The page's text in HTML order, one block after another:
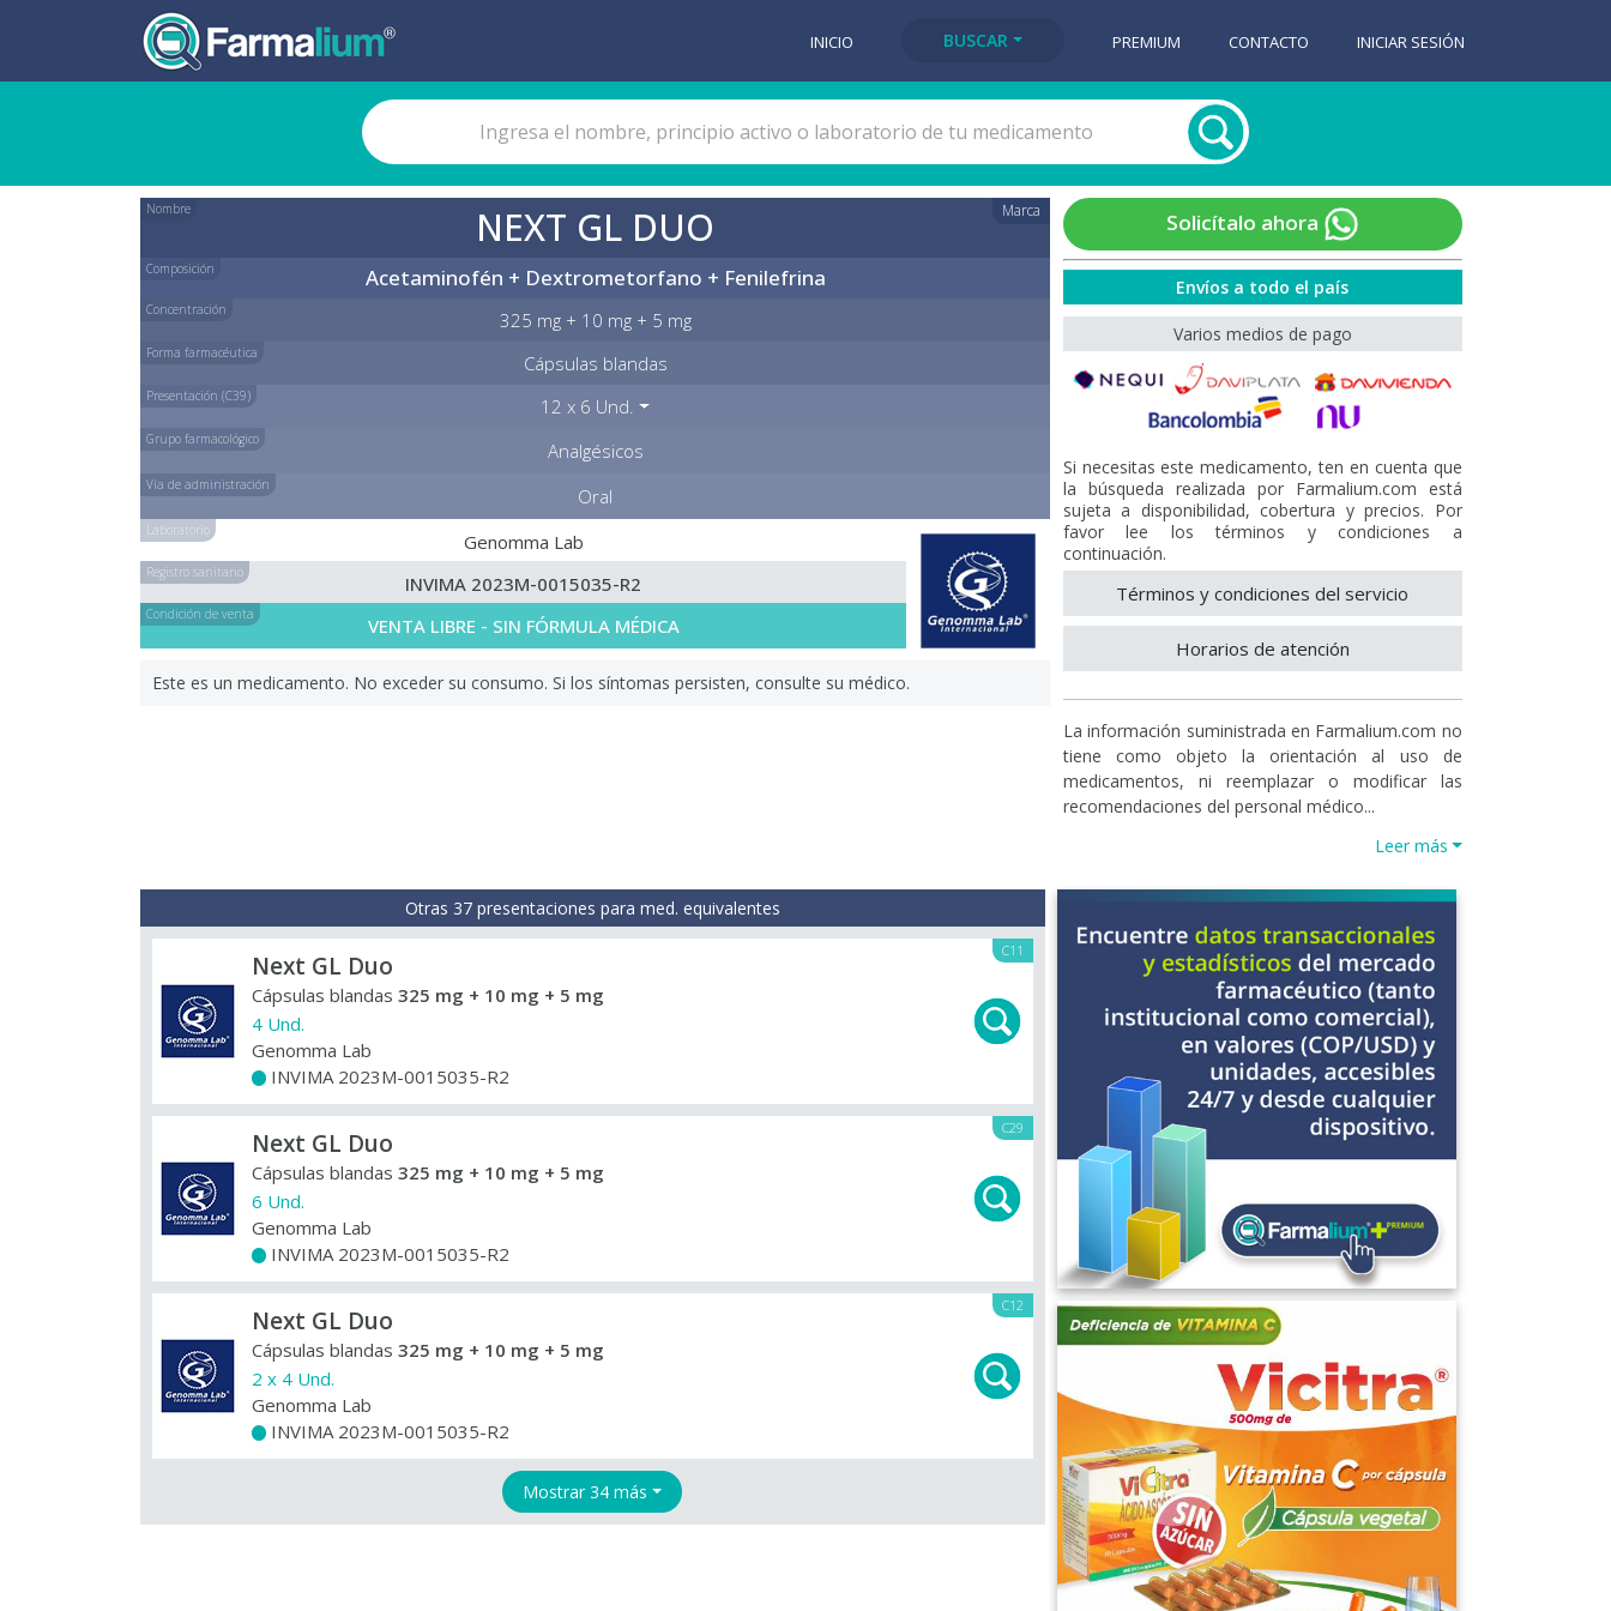
INICIO BUSCAR PREMIUM CONTACTO INICIAR SESIÓN
Nombre Marca
NEXT GL DUO
Composición Acetaminofén + Dextrometorfano + Fenilefrina
Concentración 325 mg + 10 mg + 5 mg
Forma farmacéutica Cápsulas blandas
Presentación (C39) 12 x 6 Und.
Grupo farmacológico Analgésicos
Vía de administración Oral
Laboratorio Genomma Lab
Registro sanitario INVIMA 2023M-0015035-R2
Condición de venta VENTA LIBRE - SIN FÓRMULA MÉDICA
Este es un medicamento. No exceder su consumo. Si los síntomas persisten, consulte su médico.
Solicítalo ahora
Envíos a todo el país
Varios medios de pago
Si necesitas este medicamento, ten en cuenta que
la búsqueda realizada por Farmalium.com está
sujeta a disponibilidad, cobertura y precios. Por
favor lee los términos y condiciones a
continuación.
Términos y condiciones del servicio
Horarios de atención
La información suministrada en Farmalium.com no
tiene como objeto la orientación al uso de
medicamentos, ni reemplazar o modificar las
recomendaciones del personal médico...
Leer más
Otras 37 presentaciones para med. equivalentes
C11
Next GL Duo
Cápsulas blandas 325 mg + 10 mg + 5 mg
4 Und.
Genomma Lab
INVIMA 2023M-0015035-R2
C29
Next GL Duo
Cápsulas blandas 325 mg + 10 mg + 5 mg
6 Und.
Genomma Lab
INVIMA 2023M-0015035-R2
C12
Next GL Duo
Cápsulas blandas 325 mg + 10 mg + 5 mg
2 x 4 Und.
Genomma Lab
INVIMA 2023M-0015035-R2
Mostrar 34 más